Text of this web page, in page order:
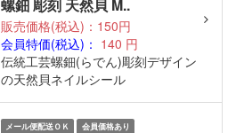
螺鈿 彫刻 天然貝 M..
販売価格(税込)：150円
会員特価(税込)： 140 円
伝統工芸螺鈿(らでん)彫刻デザイン
の天然貝ネイルシール
メール便配送ＯＫ 会員価格あり